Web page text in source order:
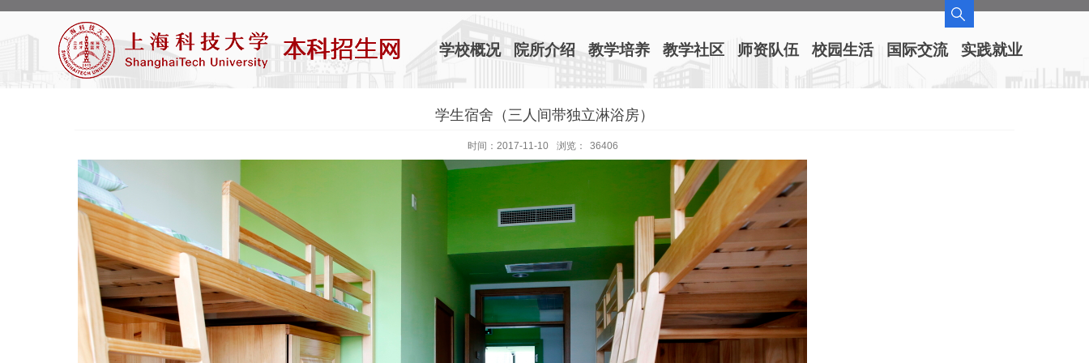
学校概况 院所介绍 教学培养 教学社区 师资队伍 校园生活 国际交流 实践就业
学生宿舍（三人间带独立淋浴房）
时间：2017-11-10 浏览： 36406